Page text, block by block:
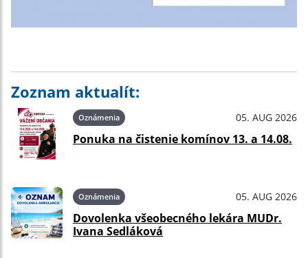
Zoznam aktualít:
Oznámenia 05. AUG 2026
Ponuka na čistenie komínov 13. a 14.08.
Oznámenia 05. AUG 2026
Dovolenka všeobecného lekára MUDr.
Ivana Sedláková